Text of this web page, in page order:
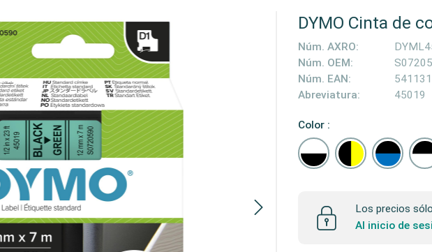
DYMO Cinta de
Núm. AXRO:
Núm. OEM:
Núm. EAN:
Abreviatura:
45019
Color :
Los precios
Al inicio de